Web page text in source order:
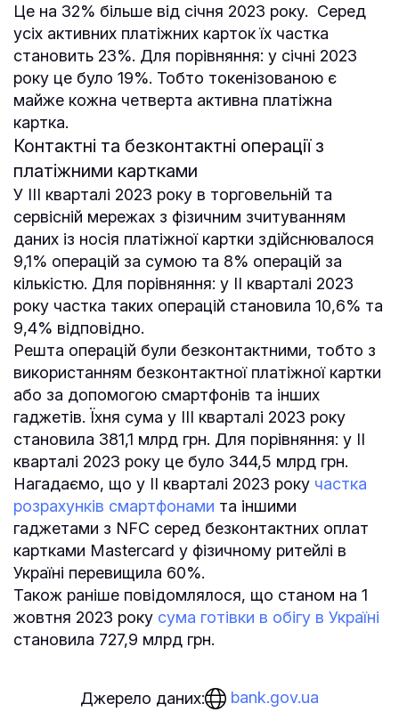
Це на 32% більше від січня 2023 року. Серед
усіх активних платіжних карток їх частка
становить 23%. Для порівняння: у січні 2023
року це було 19%. Тобто токенізованою є
майже кожна четверта активна платіжна
картка.
Контактні та безконтактні операції з
платіжними картками
У III кварталі 2023 року в торговельній та
сервісній мережах з фізичним зчитуванням
даних із носія платіжної картки здійснювалося
9,1% операцій за сумою та 8% операцій за
кількістю. Для порівняння: у II кварталі 2023
року частка таких операцій становила 10,6% та
9,4% відповідно.
Решта операцій були безконтактними, тобто з
використанням безконтактної платіжної картки
або за допомогою смартфонів та інших
гаджетів. Їхня сума у IІI кварталі 2023 року
становила 381,1 млрд грн. Для порівняння: у II
кварталі 2023 року це було 344,5 млрд грн.
Нагадаємо, що у ІІ кварталі 2023 року частка
розрахунків смартфонами та іншими
гаджетами з NFC серед безконтактних оплат
картками Mastercard у фізичному ритейлі в
Україні перевищила 60%.
Також раніше повідомлялося, що станом на 1
жовтня 2023 року сума готівки в обігу в Україні
становила 727,9 млрд грн.
Джерело даних: bank.gov.ua